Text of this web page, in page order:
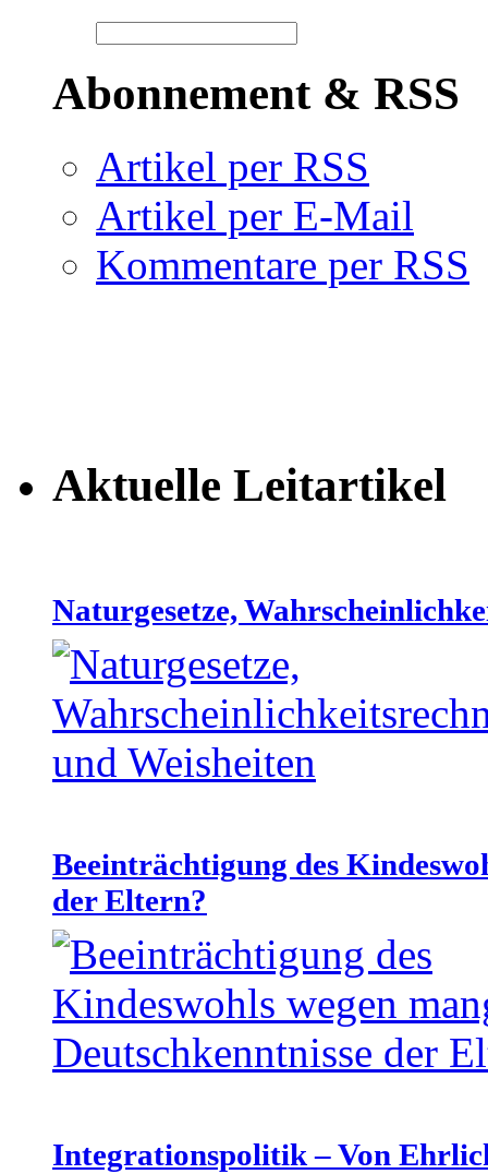
Abonnement & RSS
Artikel per RSS
Artikel per E-Mail
Kommentare per RSS
Aktuelle Leitartikel
Naturgesetze,
Beeinträchtigung des
der Eltern?
Integrationspolitik – Von